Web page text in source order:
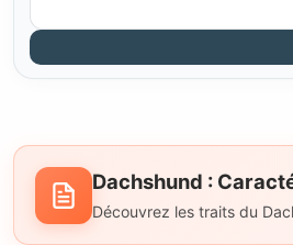
Dachshund :
Découvrez les traits du